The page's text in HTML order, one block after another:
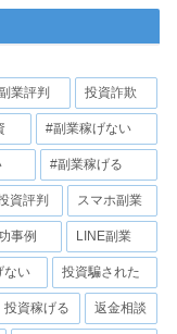
業評判 投資詐欺
#副業稼げない
#副業稼げる
資評判 スマホ副業
事例 LINE副業
ない 投資騙された
投資稼げる 返金相談